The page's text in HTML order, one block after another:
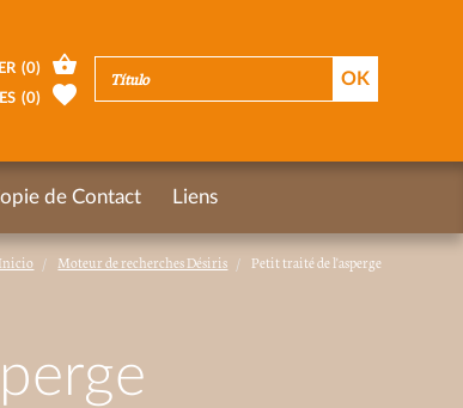
Moteur de recherches Désiris Petit traité de l'asperge
(0)
(0)
de Contact Liens